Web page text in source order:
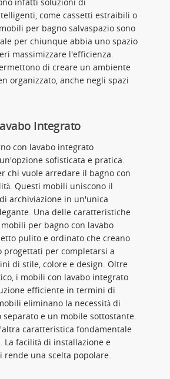
come cassetti estraibili o
per bagno salvaspazio sono
per chiunque abbia uno spazio
massimizzare l'efficienza.
di creare un ambiente
organizzato, anche negli spazi
Integrato
con lavabo integrato
sofisticata e pratica.
chi vuole arredare il bagno con
Questi mobili uniscono il
archiviazione in un'unica
Una delle caratteristiche
per bagno con lavabo
pulito e ordinato che creano
progettati per completarsi a
di stile, colore e design. Oltre
i mobili con lavabo integrato
efficiente in termini di
eliminano la necessità di
separato e un mobile sottostante.
caratteristica fondamentale
facilità di installazione e
rende una scelta popolare.